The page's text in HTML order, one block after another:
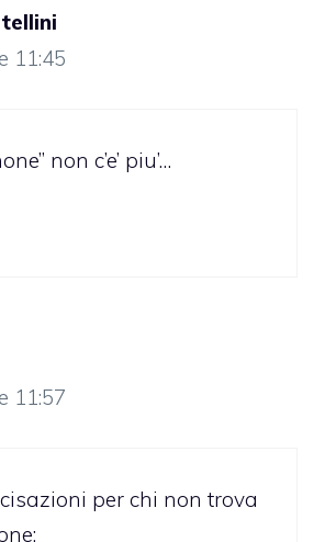
11:45
non c’e’ piu’…
11:57
per chi non trova